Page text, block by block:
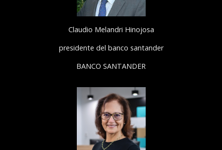
Claudio Melandri Hinojosa
presidente del banco santander
BANCO SANTANDER